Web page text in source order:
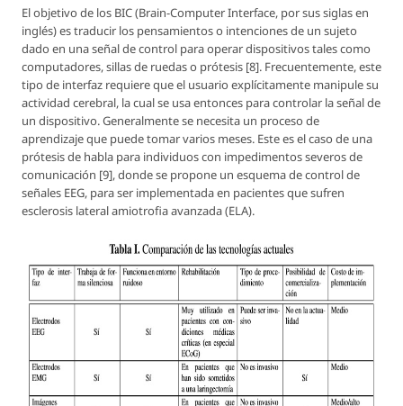
El objetivo de los BIC (Brain-Computer Interface, por sus siglas en
inglés) es traducir los pensamientos o intenciones de un sujeto
dado en una señal de control para operar dispositivos tales como
computadores, sillas de ruedas o prótesis [8]. Frecuentemente, este
tipo de interfaz requiere que el usuario explícitamente manipule su
actividad cerebral, la cual se usa entonces para controlar la señal de
un dispositivo. Generalmente se necesita un proceso de
aprendizaje que puede tomar varios meses. Este es el caso de una
prótesis de habla para individuos con impedimentos severos de
comunicación [9], donde se propone un esquema de control de
señales EEG, para ser implementada en pacientes que sufren
esclerosis lateral amiotrofia avanzada (ELA).